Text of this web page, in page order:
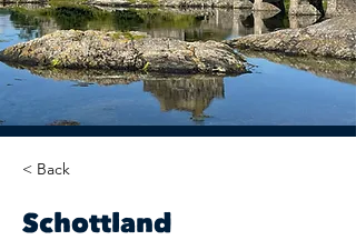
< Back
Schottland